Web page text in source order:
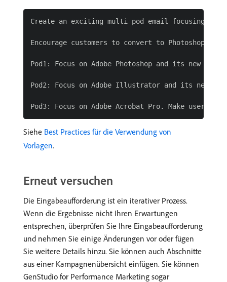
Create an exciting multi-pod email focusing on
Encourage customers to convert to Photoshop
Pod1: Focus on Adobe Photoshop and its new
Pod2: Focus on Adobe Illustrator and its new
Siehe Best Practices für die Verwendung von
Vorlagen.
Erneut versuchen
Die Eingabeaufforderung ist ein iterativer Prozess.
Wenn die Ergebnisse nicht Ihren Erwartungen
entsprechen, überprüfen Sie Ihre Eingabeaufforderung
und nehmen Sie einige Änderungen vor oder fügen
Sie weitere Details hinzu. Sie können auch Abschnitte
aus einer Kampagnenübersicht einfügen. Sie können
GenStudio for Performance Marketing sogar